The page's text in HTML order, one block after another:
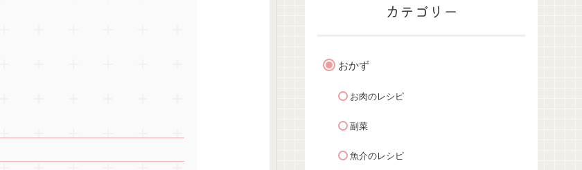
カテゴリー
おかず
お肉のレシピ
副菜
魚介のレシピ